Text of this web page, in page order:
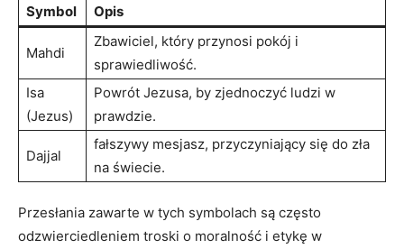
Symbol Opis
Mahdi
Zbawiciel, który⁣ przynosi ⁤pokój i
⁣sprawiedliwość.
Isa
‍(Jezus)
Powrót Jezusa, ⁤by zjednoczyć ludzi w
prawdzie.
Dajjal
fałszywy mesjasz, przyczyniający się do zła
na świecie.
Przesłania ⁢zawarte w tych symbolach są często
odzwierciedleniem troski o⁢ moralność i etykę w